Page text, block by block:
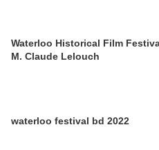
Waterloo Historical Film
M. Claude Lelouch
waterloo festival bd 2022